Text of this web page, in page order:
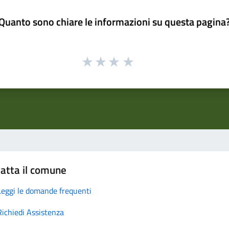
sono chiare le informazioni su questa
il comune
le domande frequenti
Assistenza